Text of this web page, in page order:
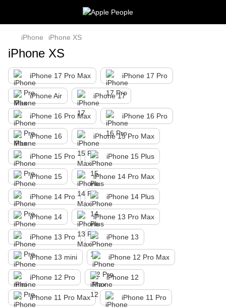
iPhone iPhone XS
iPhone XS
iPhone 17 Pro Max iPhone 17 Pro
iPhone Air iPhone 17
iPhone 16 Pro Max iPhone 16 Pro
iPhone 16 iPhone 15 Pro Max
iPhone 15 Pro iPhone 15 Plus
iPhone 15 iPhone 14 Pro Max
iPhone 14 Pro iPhone 14 Plus
iPhone 14 iPhone 13 Pro Max
iPhone 13 Pro iPhone 13
iPhone 13 mini iPhone 12 Pro Max
iPhone 12 Pro iPhone 12
iPhone 11 Pro Max iPhone 11 Pro